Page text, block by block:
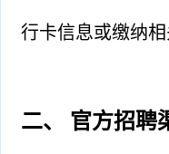
行卡信息或缴纳相
二、 官方招聘